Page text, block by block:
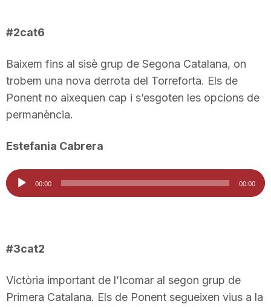
a
#2cat6
Baixem fins al sisè grup de Segona Catalana, on
trobem una nova derrota del Torreforta. Els de
Ponent no aixequen cap i s’esgoten les opcions de
permanència.
Estefania Cabrera
Reproductor
d'àudio
00:00 00:00
#3cat2
Victòria important de l’Icomar al segon grup de
Primera Catalana. Els de Ponent segueixen vius a la